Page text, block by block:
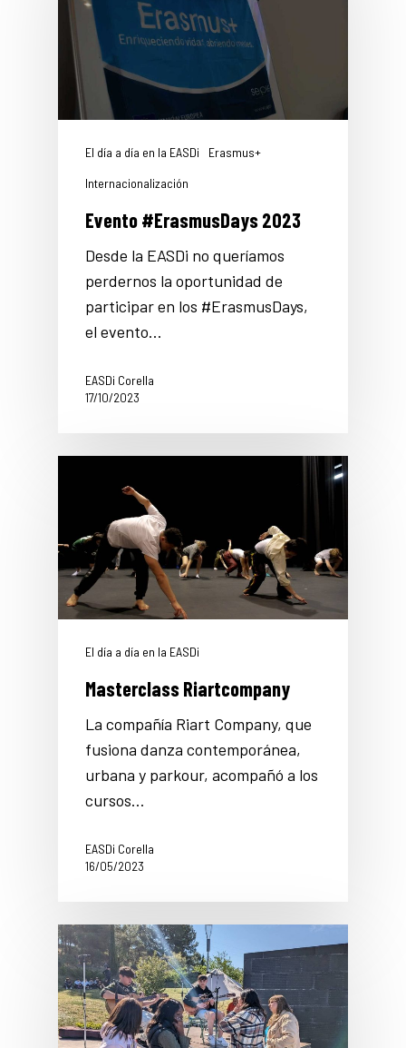
El día a día en la EASDi
Erasmus+
Internacionalización
Evento #ErasmusDays 2023
Desde la EASDi no queríamos
perdernos la oportunidad de
participar en los #ErasmusDays,
el evento…
EASDi Corella
17/10/2023
El día a día en la EASDi
Masterclass Riartcompany
La compañía Riart Company, que
fusiona danza contemporánea,
urbana y parkour, acompañó a los
cursos…
EASDi Corella
16/05/2023